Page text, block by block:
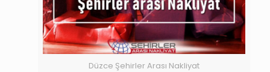
Düzce Şehirler Arası Nakliyat